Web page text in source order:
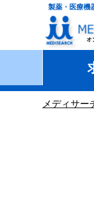
製薬・医療機
メディサー